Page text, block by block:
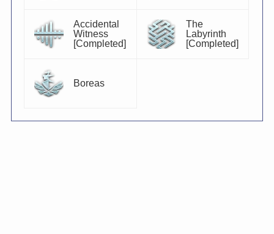
Accidental
Witness
[Completed]
The
Labyrinth
[Completed]
Boreas